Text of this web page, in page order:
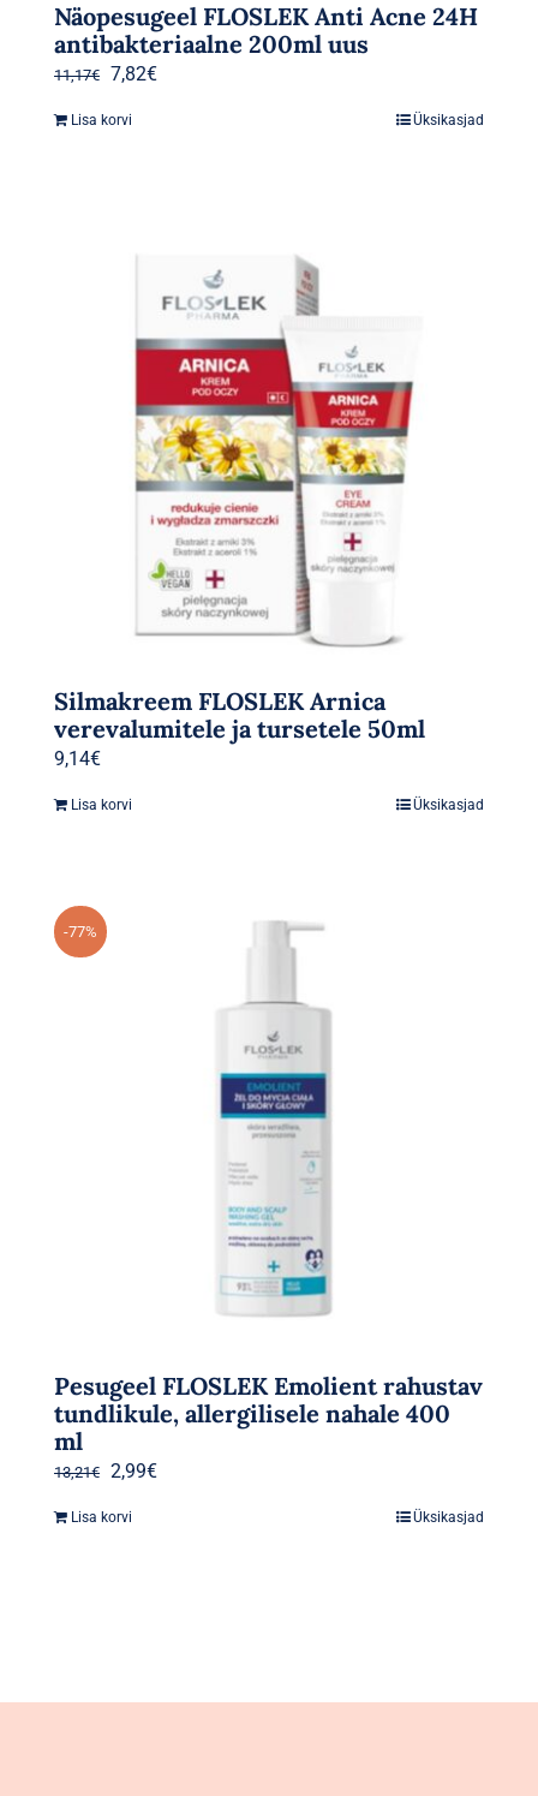
Näopesugeel FLOSLEK Anti Acne 24H
antibakteriaalne 200ml uus
11,17€ Algne
7,82€Praegune
Lisa korvi Üksikasjad
Silmakreem FLOSLEK Arnica
verevalumitele ja tursetele 50ml
9,14€
Lisa korvi Üksikasjad
-77%
Pesugeel FLOSLEK Emolient rahustav
tundlikule, allergilisele nahale 400
ml
13,21€ Algne
2,99€Praegune
Lisa korvi Üksikasjad